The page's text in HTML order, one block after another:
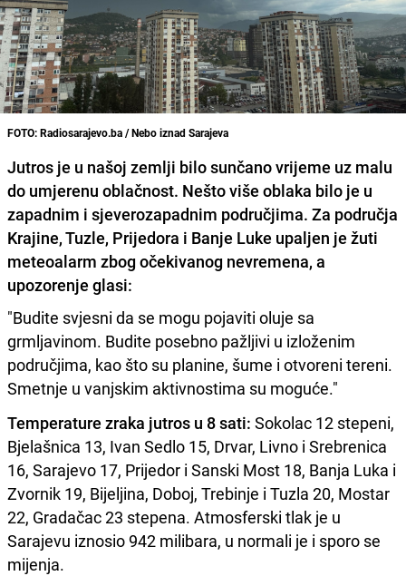
FOTO: Radiosarajevo.ba / Nebo iznad Sarajeva
Jutros je u našoj zemlji bilo sunčano vrijeme uz malu
do umjerenu oblačnost. Nešto više oblaka bilo je u
zapadnim i sjeverozapadnim područjima. Za područja
Krajine, Tuzle, Prijedora i Banje Luke upaljen je žuti
meteoalarm zbog očekivanog nevremena, a
upozorenje glasi:
"Budite svjesni da se mogu pojaviti oluje sa
grmljavinom. Budite posebno pažljivi u izloženim
područjima, kao što su planine, šume i otvoreni tereni.
Smetnje u vanjskim aktivnostima su moguće."
Temperature zraka jutros u 8 sati: Sokolac 12 stepeni,
Bjelašnica 13, Ivan Sedlo 15, Drvar, Livno i Srebrenica
16, Sarajevo 17, Prijedor i Sanski Most 18, Banja Luka i
Zvornik 19, Bijeljina, Doboj, Trebinje i Tuzla 20, Mostar
22, Gradačac 23 stepena. Atmosferski tlak je u
Sarajevu iznosio 942 milibara, u normali je i sporo se
mijenja.